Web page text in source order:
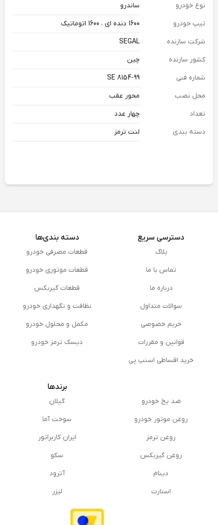
نوع خودرو
ساندرو
تیپ خودرو
1600 دنده ای ، 1600 اتوماتیک
شرکت سازنده
SEGAL
کشور سازنده
چین
شماره فنی
SE 8154-99
محل نصب
محور عقب
تعداد
چهار عدد
دسته بندی
لنت ترمز
دسترسی سریع
بلاگ
تماس با ما
درباره ما
سوالات متداول
حریم خصوصی
قوانین و مقررات
خرید اقساطی اسنپ پی
دسته بندی‌ها
قطعات مصرفی خودرو
قطعات موتوری خودرو
قطعات گیربکس
نظافت و نگهداری خودرو
مكمل و محلول خودرو
دیسک ترمز خودرو
ضد یخ خودرو
روغن موتور خودرو
روغن ترمز
روغن گیربكس
دینام
استارت
برندها
گیلان
سوخت آما
ایران کاربراتور
سکو
آترود
لیزر